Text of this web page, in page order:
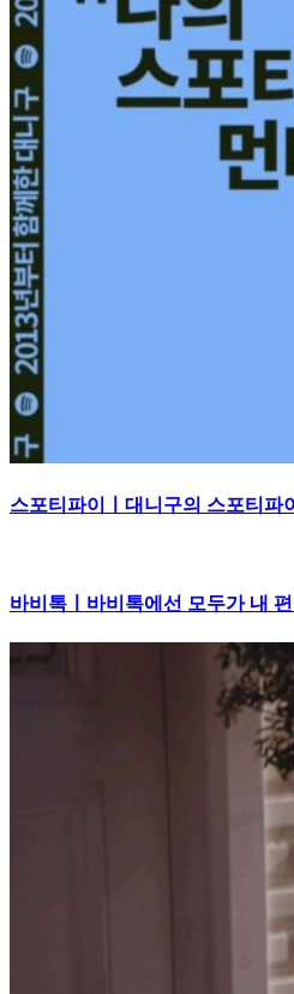
스포티파이ㅣ대니구의 스포티파
바비톡ㅣ바비톡에선 모두가 내